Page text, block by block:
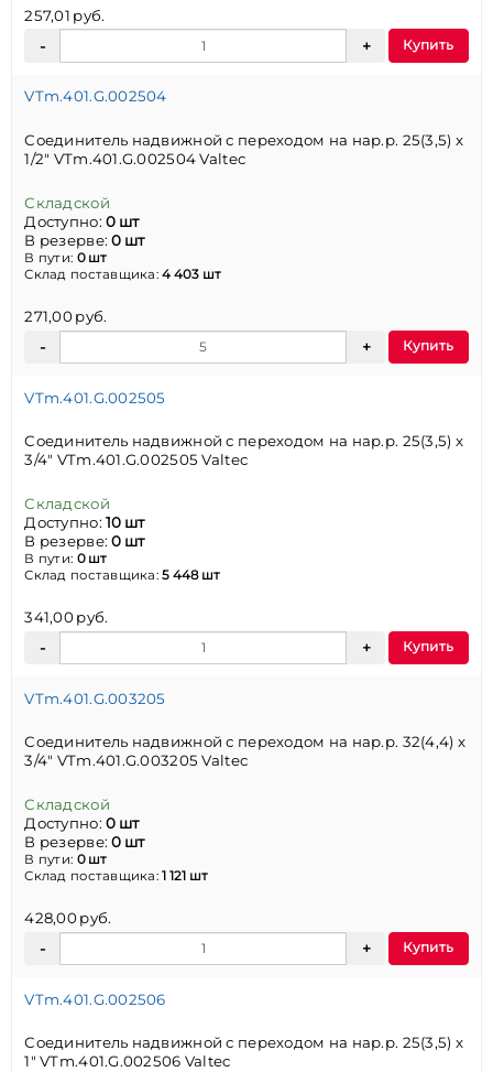
257,01 руб.
Купить
VTm.401.G.002504
Соединитель надвижной с переходом на нар.р. 25(3,5) х
1/2" VTm.401.G.002504 Valtec
Складской
Доступно:0 шт
В резерве:0 шт
В пути: 0 шт
Склад поставщика:4 403 шт
271,00 руб.
Купить
VTm.401.G.002505
Соединитель надвижной с переходом на нар.р. 25(3,5) х
3/4" VTm.401.G.002505 Valtec
Складской
Доступно:10 шт
В резерве:0 шт
В пути: 0 шт
Склад поставщика:5 448 шт
341,00 руб.
Купить
VTm.401.G.003205
Соединитель надвижной с переходом на нар.р. 32(4,4) х
3/4" VTm.401.G.003205 Valtec
Складской
Доступно:0 шт
В резерве:0 шт
В пути: 0 шт
Склад поставщика:1 121 шт
428,00 руб.
Купить
VTm.401.G.002506
Соединитель надвижной с переходом на нар.р. 25(3,5) х
1" VTm.401.G.002506 Valtec